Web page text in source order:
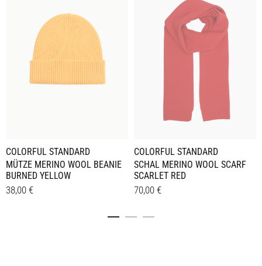
COLORFUL STANDARD
MÜTZE MERINO WOOL BEANIE
BURNED YELLOW
38,00 €
COLORFUL STANDARD
SCHAL MERINO WOOL SCARF
SCARLET RED
70,00 €